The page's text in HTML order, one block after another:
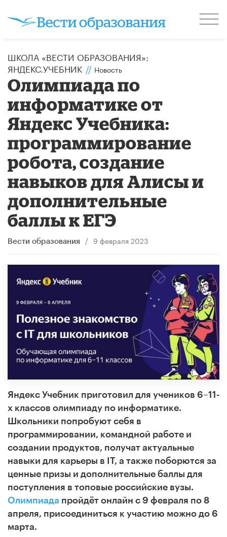
ШКОЛА «ВЕСТИ ОБРАЗОВАНИЯ»:
ЯНДЕКС.УЧЕБНИК // Новость
Олимпиада по
информатике от
Яндекс Учебника:
программирование
робота, создание
навыков для Алисы и
дополнительные
баллы к ЕГЭ
Вести образования / 9 февраля 2023
Яндекс Учебник приготовил для учеников 6–11-
х классов олимпиаду по информатике.
Школьники попробуют себя в
программировании, командной работе и
создании продуктов, получат актуальные
навыки для карьеры в IT, а также поборются за
ценные призы и дополнительные баллы для
поступления в топовые российские вузы.
Олимпиада пройдёт онлайн с 9 февраля по 8
апреля, присоединиться к участию можно до 6
марта.